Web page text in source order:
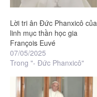
Lời tri ân Đức Phanxicô của
linh mục thần học gia
François Euvé
07/05/2025
Trong "- Đức Phanxicô"